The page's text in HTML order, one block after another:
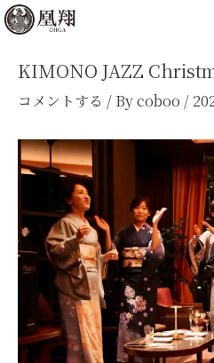
内
容
KIMONO JAZZ
コメントする / Bycoboo /
Post
navigation